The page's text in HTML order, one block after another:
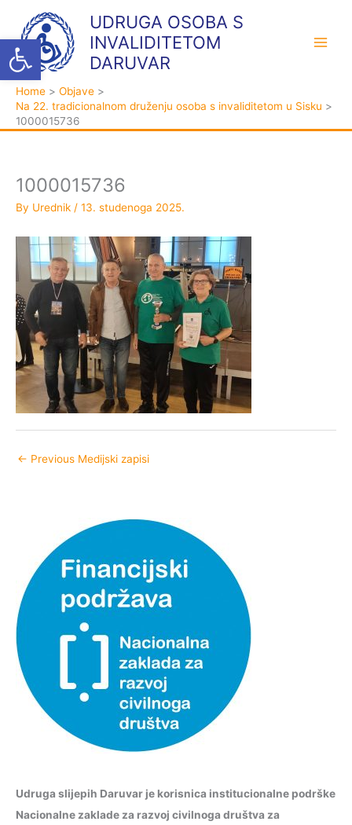
Open toolbar
content
UDRUGA OSOBA S
INVALIDITETOM
DARUVAR
Home
Objave
Na 22. tradicionalnom druženju osoba s invaliditetom u Sisku
1000015736
1000015736
By Urednik / 13. studenoga 2025.
← Previous Medijski zapisi
Udruga slijepih Daruvar je korisnica institucionalne podrške
Nacionalne zaklade za razvoj civilnoga društva za
t
e
g
o
j
h
i
v
a